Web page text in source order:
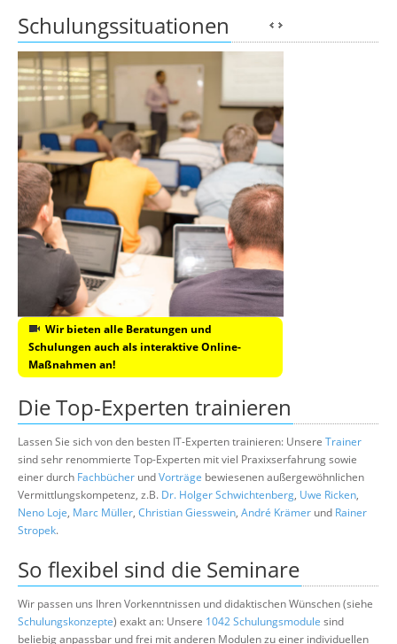
Schulungssituationen
Wir bieten alle Beratungen und
Schulungen auch als interaktive Online-
Maßnahmen an!
Die Top-Experten trainieren
Lassen Sie sich von den besten IT-Experten trainieren: Unsere Trainer
sind sehr renommierte Top-Experten mit viel Praxixserfahrung sowie
einer durch Fachbücher undVorträge bewiesenen außergewöhnlichen
Vermittlungskompetenz, z.B. Dr. Holger Schwichtenberg, Uwe Ricken,
Neno Loje, Marc Müller, Christian Giesswein, André Krämer und Rainer
Stropek.
So flexibel sind die Seminare
Wir passen uns Ihren Vorkenntnissen und didaktischen Wünschen (siehe
Schulungskonzepte) exakt an: Unsere 1042 Schulungsmodule sind
beliebig anpassbar und frei mit anderen Modulen zu einer individuellen